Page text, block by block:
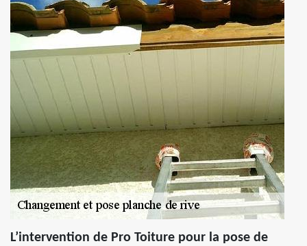
L’intervention de Pro Toiture pour la pose de